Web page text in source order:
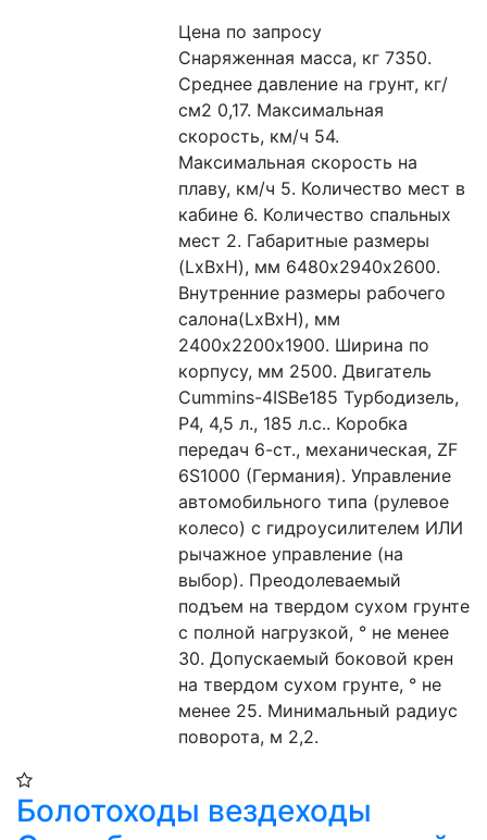
Цена по запросу
Снаряженная масса, кг 7350.
Среднее давление на грунт, кг/
см2 0,17. Максимальная
скорость, км/ч 54.
Максимальная скорость на
плаву, км/ч 5. Количество мест в
кабине 6. Количество спальных
мест 2. Габаритные размеры
(LxBxH), мм 6480х2940х2600.
Внутренние размеры рабочего
салона(LxBxH), мм
2400х2200х1900. Ширина по
корпусу, мм 2500. Двигатель
Cummins-4ISBe185 Турбодизель,
Р4, 4,5 л., 185 л.с.. Коробка
передач 6-ст., механическая, ZF
6S1000 (Германия). Управление
автомобильного типа (рулевое
колесо) с гидроусилителем ИЛИ
рычажное управление (на
выбор). Преодолеваемый
подъем на твердом сухом грунте
с полной нагрузкой, ° не менее
30. Допускаемый боковой крен
на твердом сухом грунте, ° не
менее 25. Минимальный радиус
поворота, м 2,2.
Болотоходы вездеходы